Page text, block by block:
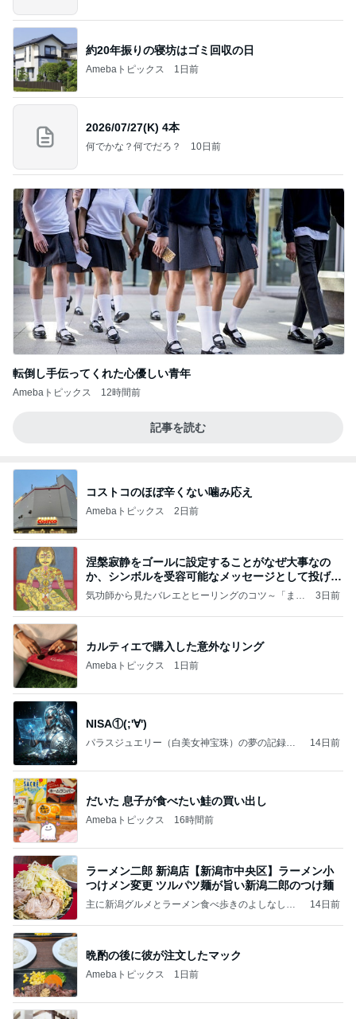
約20年振りの寝坊はゴミ回収の日
Amebaトピックス 1日前
2026/07/27(K) 4本
何でかな？何でだろ？ 10日前
転倒し手伝ってくれた心優しい青年
Amebaトピックス 12時間前
記事を読む
コストコのほぼ辛くない噛み応え
Amebaトピックス 2日前
涅槃寂静をゴールに設定することがなぜ大事なの
か、シンボルを受容可能なメッセージとして投げる
ことが
気功師から見たバレエとヒーリングのコツ～「まと
3日前
カルティエで購入した意外なリング
Amebaトピックス 1日前
NISA①(;'∀')
パラスジュエリー（白美女神宝珠）の夢の記録
14日前
だいた 息子が食べたい鮭の買い出し
Amebaトピックス 16時間前
ラーメン二郎 新潟店【新潟市中央区】ラーメン小
つけメン変更 ツルパツ麺が旨い新潟二郎のつけ麺
主に新潟グルメとラーメン食べ歩きのよしなしご
14日前
晩酌の後に彼が注文したマック
Amebaトピックス 1日前